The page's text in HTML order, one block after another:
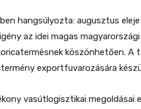
hangsúlyozta: augusztus
az idei magas
köszönhetően.
exportfuvarozására
vasútlogisztikai